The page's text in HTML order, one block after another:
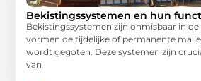
Bekistingssystemen en hun
Bekistingssystemen zijn onmisbaar in
vormen de tijdelijke of permanente
wordt gegoten. Deze systemen zijn
van